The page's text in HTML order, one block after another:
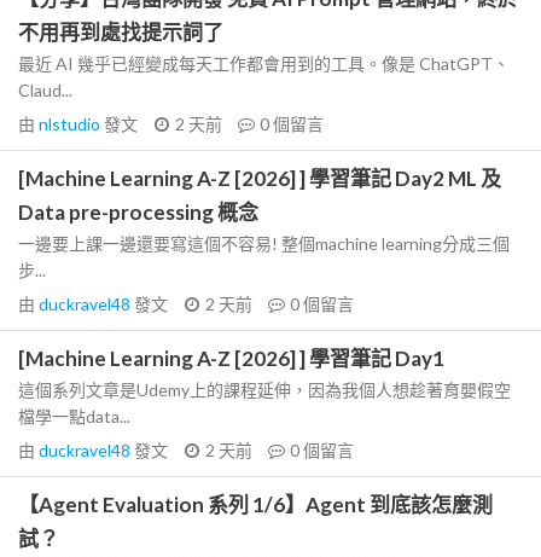
不用再到處找提示詞了
最近 AI 幾乎已經變成每天工作都會用到的工具。像是 ChatGPT、
Claud...
由 nlstudio 發文 2 天前 0個留言
[Machine Learning A-Z [2026] ] 學習筆記 Day2 ML 及
Data pre-processing 概念
一邊要上課一邊還要寫這個不容易! 整個machine learning分成三個
步...
由 duckravel48 發文 2 天前 0個留言
[Machine Learning A-Z [2026] ] 學習筆記 Day1
這個系列文章是Udemy上的課程延伸，因為我個人想趁著育嬰假空
檔學一點data...
由 duckravel48 發文 2 天前 0個留言
【Agent Evaluation 系列 1/6】Agent 到底該怎麼測
試？